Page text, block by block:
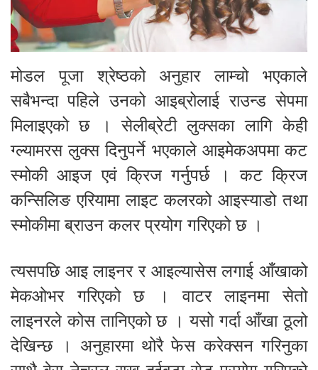
मोडल पूजा श्रेष्ठको अनुहार लाम्चो भएकाले
सबैभन्दा पहिले उनको आइब्रोलाई राउन्ड सेपमा
मिलाइएको छ । सेलीब्रेटी लुक्सका लागि केही
ग्ल्यामरस लुक्स दिनुपर्ने भएकाले आइमेकअपमा कट
स्मोकी आइज एवं क्रिज गर्नुपर्छ । कट क्रिज
कन्सिलिङ एरियामा लाइट कलरको आइस्याडो तथा
स्मोकीमा ब्राउन कलर प्रयोग गरिएको छ ।
त्यसपछि आइ लाइनर र आइल्यासेस लगाई आँखाको
मेकओभर गरिएको छ । वाटर लाइनमा सेतो
लाइनरले कोस तानिएको छ । यसो गर्दा आँखा ठूलो
देखिन्छ । अनुहारमा थोरै फेस करेक्सन गरिनुका